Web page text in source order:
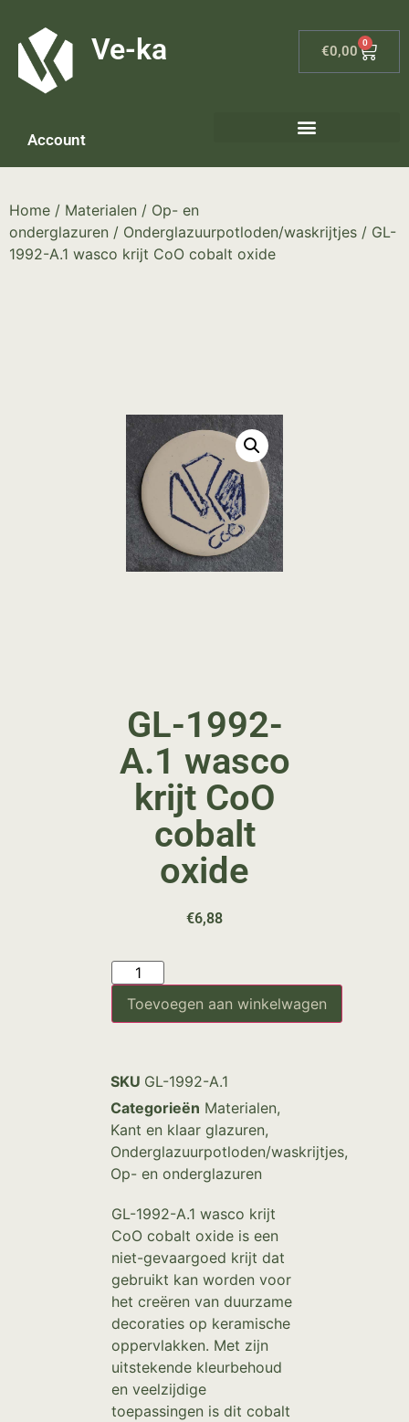
Ve-ka €0,00
0
Account
Home / Materialen / Op- en
onderglazuren / Onderglazuurpotloden/waskrijtjes / GL-
1992-A.1 wasco krijt CoO cobalt oxide
GL-1992-
A.1 wasco
krijt CoO
cobalt
oxide
€6,88
Toevoegen aan winkelwagen
SKU GL-1992-A.1
Categorieën Materialen,
Kant en klaar glazuren,
Onderglazuurpotloden/waskrijtjes,
Op- en onderglazuren
GL-1992-A.1 wasco krijt
CoO cobalt oxide is een
niet-gevaargoed krijt dat
gebruikt kan worden voor
het creëren van duurzame
decoraties op keramische
oppervlakken. Met zijn
uitstekende kleurbehoud
en veelzijdige
toepassingen is dit cobalt